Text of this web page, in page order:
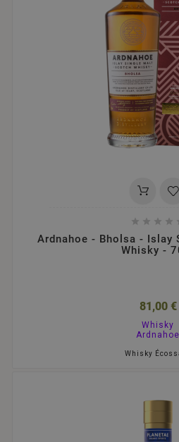
   
Ardnahoe - Bholsa - Islay
Whisky -
81,00 €
Whisky
Ardnahoe
Whisky